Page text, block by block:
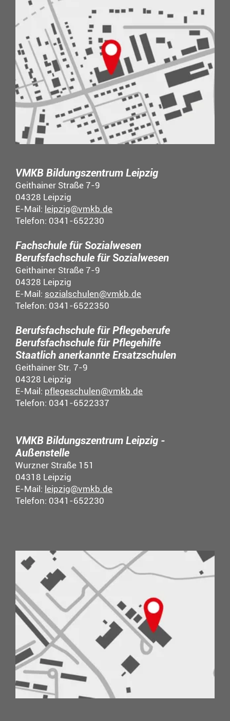
VMKB Bildungszentrum Leipzig
Geithainer Straße 7-9
04328 Leipzig
E-Mail: leipzig@vmkb.de
Telefon: 0341-652230
Fachschule für Sozialwesen
Berufsfachschule für Sozialwesen
Geithainer Straße 7-9
04328 Leipzig
E-Mail: sozialschulen@vmkb.de
Telefon: 0341-6522350
Berufsfachschule für Pflegeberufe
Berufsfachschule für Pflegehilfe
Staatlich anerkannte Ersatzschulen
Geithainer Str. 7-9
04328 Leipzig
E-Mail: pflegeschulen@vmkb.de
Telefon: 0341-6522337
VMKB Bildungszentrum Leipzig -
Außenstelle
Wurzner Straße 151
04318 Leipzig
E-Mail: leipzig@vmkb.de
Telefon: 0341-652230